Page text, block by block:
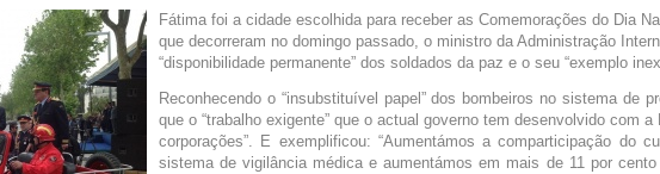
Fátima foi a cidade escolhida para receber as Comemorações do Dia
que decorreram no domingo passado, o ministro da Administração
“disponibilidade permanente” dos soldados da paz e o seu “exemplo
Reconhecendo o “insubstituível papel” dos bombeiros no sistema de
que o “trabalho exigente” que o actual governo tem desenvolvido com
corporações”. E exemplificou: “Aumentámos a comparticipação do
sistema de vigilância médica e aumentámos em mais de 11 por